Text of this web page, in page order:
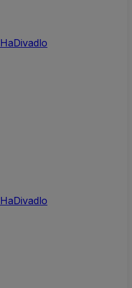
HaDivadlo
HaDivadlo